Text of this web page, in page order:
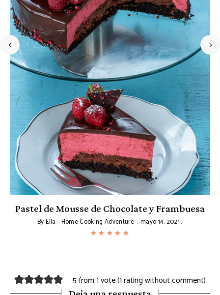
Pastel de Mousse de Chocolate y Frambuesa
ByElla - Home Cooking Adventure mayo 14, 2021
5 from 1 vote (1 rating without comment)